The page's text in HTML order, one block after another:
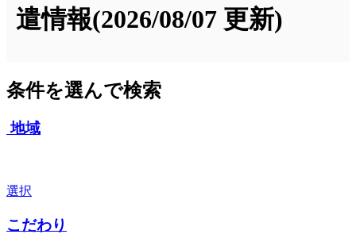
遣情報(2026/08/07 更新)
条件を選んで検索
地域
選択
こだわり